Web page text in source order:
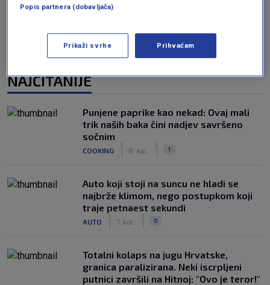
NAJČITANIJE
Punjene paprike kao nekad: Ovaj mali
trik naših baka čini nadjev savršeno
sočnim
COOKING 8. kol. 1
Auto koji stoji na suncu ne hladi se
najbrže klimom, nego postupkom koji
traje petnaest sekundi
AUTO 7. kol. 0
Totalni kolaps na jugu Hrvatske,
granica paralizirana. Neki iscrpljeni
putnici završili na Hitnoj: "Ovo je teror!"
Popis partnera (dobavljača)
Prikaži svrhe Prihvaćam